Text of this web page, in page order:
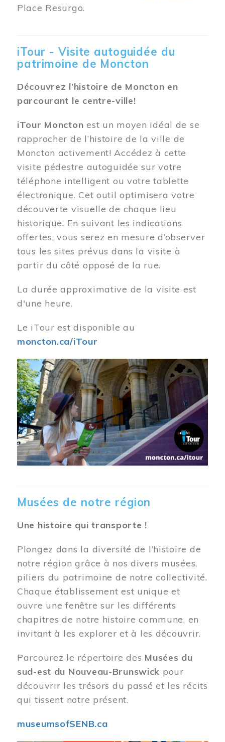
Place Resurgo.
iTour - Visite autoguidée du
patrimoine de Moncton
Découvrez l’histoire de Moncton en
parcourant le centre-ville!
iTour Moncton est un moyen idéal de se
rapprocher de l’histoire de la ville de
Moncton activement! Accédez à cette
visite pédestre autoguidée sur votre
téléphone intelligent ou votre tablette
électronique. Cet outil optimisera votre
découverte visuelle de chaque lieu
historique. En suivant les indications
offertes, vous serez en mesure d’observer
tous les sites prévus dans la visite à
partir du côté opposé de la rue.
La durée approximative de la visite est
d'une heure.
Le iTour est disponible au
moncton.ca/iTour
Musées de notre région
Une histoire qui transporte !
Plongez dans la diversité de l’histoire de
notre région grâce à nos divers musées,
piliers du patrimoine de notre collectivité.
Chaque établissement est unique et
ouvre une fenêtre sur les différents
chapitres de notre histoire commune, en
invitant à les explorer et à les découvrir.
Parcourez le répertoire des Musées du
sud-est du Nouveau-Brunswick pour
découvrir les trésors du passé et les récits
qui tissent notre présent.
museumsofSENB.ca